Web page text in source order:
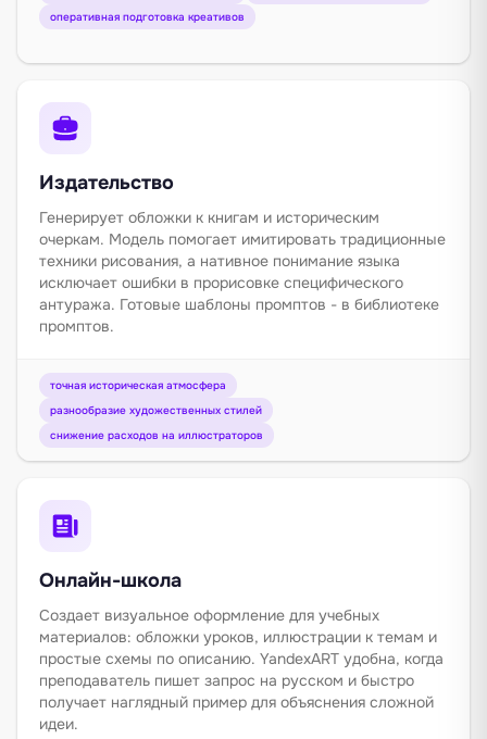
оперативная подготовка креативов
Издательство
Генерирует обложки к книгам и историческим
очеркам. Модель помогает имитировать традиционные
техники рисования, а нативное понимание языка
исключает ошибки в прорисовке специфического
антуража. Готовые шаблоны промптов - в библиотеке
промптов.
точная историческая атмосфера
разнообразие художественных стилей
снижение расходов на иллюстраторов
Онлайн-школа
Создает визуальное оформление для учебных
материалов: обложки уроков, иллюстрации к темам и
простые схемы по описанию. YandexART удобна, когда
преподаватель пишет запрос на русском и быстро
получает наглядный пример для объяснения сложной
идеи.